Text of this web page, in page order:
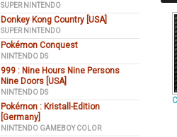
SUPER NINTENDO
Donkey Kong Country [USA]
SUPER NINTENDO
Pokémon Conquest
NINTENDO DS
999 : Nine Hours Nine Persons
Nine Doors [USA]
NINTENDO DS
Pokémon : Kristall-Edition
[Germany]
NINTENDO GAMEBOY COLOR